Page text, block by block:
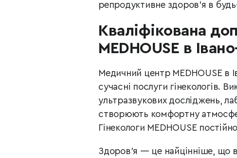
репродуктивне здоров’я в
Кваліфікована
MEDHOUSE в
Медичний центр MEDHOUSE в
сучасні послуги гінекологів.
ультразвукових досліджень,
створюють комфортну
Гінекологи MEDHOUSE
Здоров’я — це найцінніше, що